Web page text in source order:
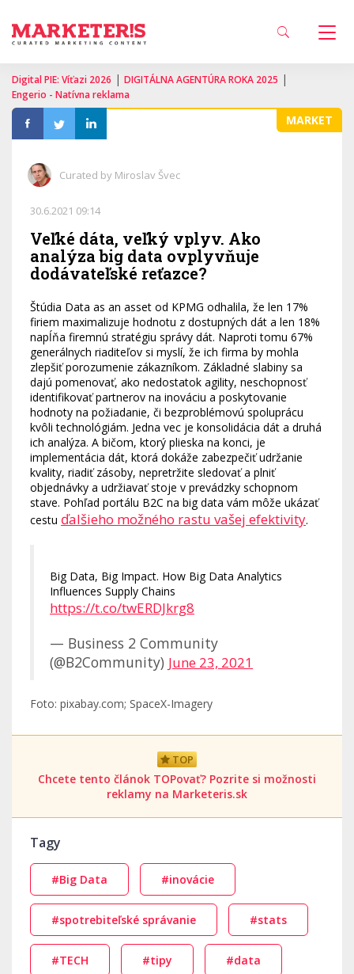
Digital PIE: Víťazi 2026 | DIGITÁLNA AGENTÚRA ROKA 2025 |
Engerio - Natívna reklama
MARKET
Curated by Miroslav Švec
30.6.2021 09:14
Veľké dáta, veľký vplyv. Ako
analýza big data ovplyvňuje
dodávateľské reťazce?
Štúdia Data as an asset od KPMG odhalila, že len 17%
firiem maximalizuje hodnotu z dostupných dát a len 18%
napĺňa firemnú stratégiu správy dát. Naproti tomu 67%
generálnych riaditeľov si myslí, že ich firma by mohla
zlepšiť porozumenie zákazníkom. Základné slabiny sa
dajú pomenovať, ako nedostatok agility, neschopnosť
identifikovať partnerov na inováciu a poskytovanie
hodnoty na požiadanie, či bezproblémovú spoluprácu
kvôli technológiám. Jedna vec je konsolidácia dát a druhá
ich analýza. A bičom, ktorý plieska na konci, je
implementácia dát, ktorá dokáže zabezpečiť udržanie
kvality, riadiť zásoby, nepretržite sledovať a plniť
objednávky a udržiavať stoje v prevádzky schopnom
stave. Pohľad portálu B2C na big data vám môže ukázať
cestu ďalšieho možného rastu vašej efektivity.
Big Data, Big Impact. How Big Data Analytics
Influences Supply Chains
https://t.co/twERDJkrg8
— Business 2 Community
(@B2Community) June 23, 2021
Foto: pixabay.com; SpaceX-Imagery
TOP
Chcete tento článok TOPovať? Pozrite si možnosti
reklamy na Marketeris.sk
Tagy
#Big Data #inovácie
#spotrebiteľské správanie #stats
#TECH #tipy #data